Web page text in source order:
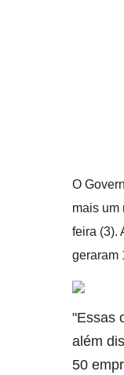
O
mais um
feira (3).
geraram
"Essas
além
50